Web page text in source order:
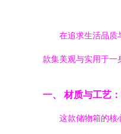
在追求生活品质
款集美观与实用于一
一、 材质与工艺
这款储物箱的核